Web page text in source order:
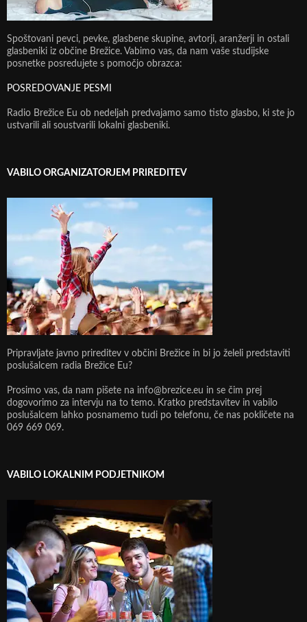
Spoštovani pevci, pevke, glasbene skupine, avtorji, aranžerji in ostali
glasbeniki iz občine Brežice. Vabimo vas, da nam vaše studijske
posnetke posredujete s pomočjo obrazca:
POSREDOVANJE PESMI
Radio Brežice Eu ob nedeljah predvajamo samo tisto glasbo, ki ste jo
ustvarili ali soustvarili lokalni glasbeniki.
VABILO ORGANIZATORJEM PRIREDITEV
Pripravljate javno prireditev v občini Brežice in bi jo želeli predstaviti
poslušalcem radia Brežice Eu?
Prosimo vas, da nam pišete na info@brezice.eu in se čim prej
dogovorimo za intervju na to temo. Kratko predstavitev in vabilo
poslušalcem lahko posnamemo tudi po telefonu, če nas pokličete na
069 669 069.
VABILO LOKALNIM PODJETNIKOM